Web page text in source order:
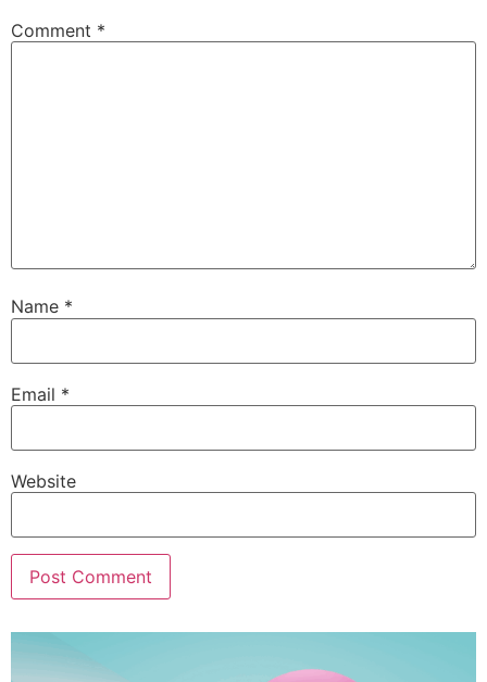
Comment *
Name *
Email *
Website